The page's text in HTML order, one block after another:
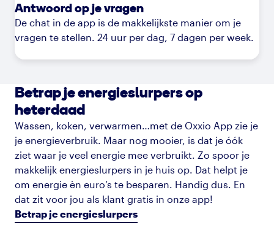
Antwoord op je vragen
De chat in de app is de makkelijkste manier om je
vragen te stellen. 24 uur per dag, 7 dagen per week.
Betrap je energieslurpers op
heterdaad
Wassen, koken, verwarmen…met de Oxxio App zie je
je energieverbruik. Maar nog mooier, is dat je óók
ziet waar je veel energie mee verbruikt. Zo spoor je
makkelijk energieslurpers in je huis op. Dat helpt je
om energie èn euro’s te besparen. Handig dus. En
dat zit voor jou als klant gratis in onze app!
Betrap je energieslurpers